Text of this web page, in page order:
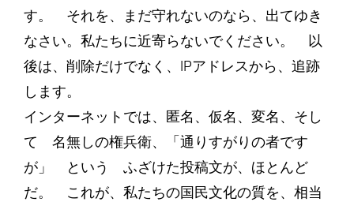
す。 それを、まだ守れないのなら、出てゆき
なさい。私たちに近寄らないでください。 以
後は、削除だけでなく、IPアドレスから、追跡
します。
インターネットでは、匿名、仮名、変名、そし
て 名無しの権兵衛、「通りすがりの者です
が」 という ふざけた投稿文が、ほとんど
だ。 これが、私たちの国民文化の質を、相当